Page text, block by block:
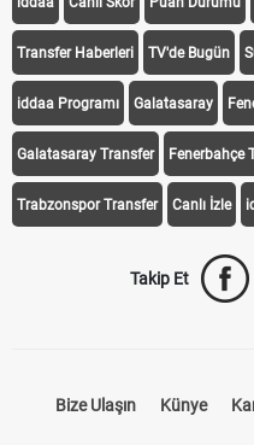
Transfer Haberleri TV'de Bugün
iddaa Programı Galatasaray
Galatasaray Transfer Fenerbahçe
Trabzonspor Transfer Canlı İzle
Takip Et
Bize Ulaşın Künye